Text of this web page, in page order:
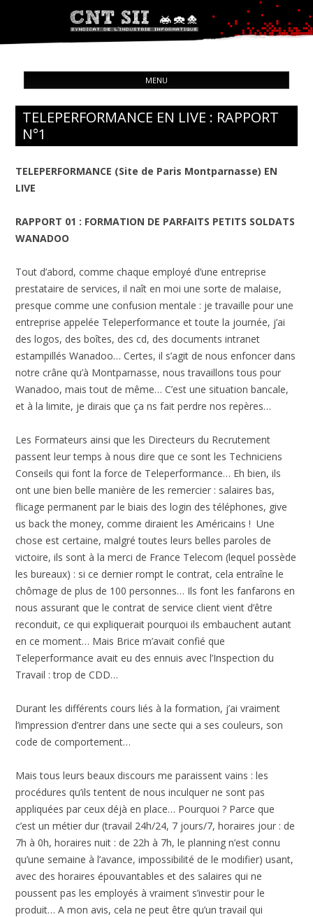
CNT – Solidarité Ouvrière
MENU
TELEPERFORMANCE EN LIVE : RAPPORT
N°1
TELEPERFORMANCE (Site de Paris Montparnasse) EN
LIVE
RAPPORT 01 : FORMATION DE PARFAITS PETITS SOLDATS
WANADOO
Tout d’abord, comme chaque employé d’une entreprise
prestataire de services, il naît en moi une sorte de malaise,
presque comme une confusion mentale : je travaille pour une
entreprise appelée Teleperformance et toute la journée, j’ai
des logos, des boîtes, des cd, des documents intranet
estampillés Wanadoo… Certes, il s’agit de nous enfoncer dans
notre crâne qu’à Montparnasse, nous travaillons tous pour
Wanadoo, mais tout de même… C’est une situation bancale,
et à la limite, je dirais que ça ns fait perdre nos repères…
Les Formateurs ainsi que les Directeurs du Recrutement
passent leur temps à nous dire que ce sont les Techniciens
Conseils qui font la force de Teleperformance… Eh bien, ils
ont une bien belle manière de les remercier : salaires bas,
flicage permanent par le biais des login des téléphones, give
us back the money, comme diraient les Américains ! Une
chose est certaine, malgré toutes leurs belles paroles de
victoire, ils sont à la merci de France Telecom (lequel possède
les bureaux) : si ce dernier rompt le contrat, cela entraîne le
chômage de plus de 100 personnes… Ils font les fanfarons en
nous assurant que le contrat de service client vient d’être
reconduit, ce qui expliquerait pourquoi ils embauchent autant
en ce moment… Mais Brice m’avait confié que
Teleperformance avait eu des ennuis avec l’Inspection du
Travail : trop de CDD…
Durant les différents cours liés à la formation, j’ai vraiment
l’impression d’entrer dans une secte qui a ses couleurs, son
code de comportement…
Mais tous leurs beaux discours me paraissent vains : les
procédures qu’ils tentent de nous inculquer ne sont pas
appliquées par ceux déjà en place… Pourquoi ? Parce que
c’est un métier dur (travail 24h/24, 7 jours/7, horaires jour : de
7h à 0h, horaires nuit : de 22h à 7h, le planning n’est connu
qu’une semaine à l’avance, impossibilité de le modifier) usant,
avec des horaires épouvantables et des salaires qui ne
poussent pas les employés à vraiment s’investir pour le
produit… A mon avis, cela ne peut être qu’un travail qui